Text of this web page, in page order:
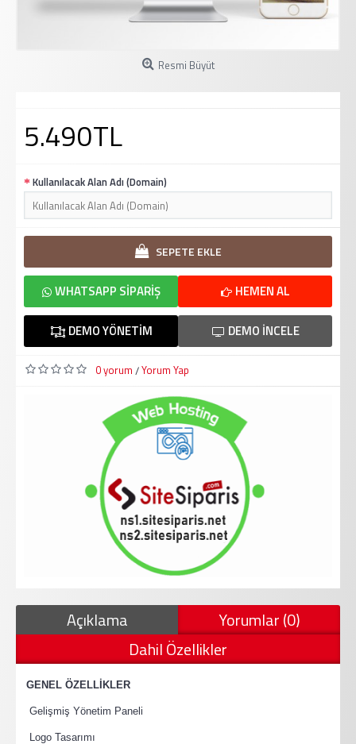
Resmi Büyüt
5.490TL
Kullanılacak Alan Adı (Domain)
SEPETE EKLE
HEMEN AL
WHATSAPP SIPARIŞ
DEMO İNCELE
DEMO YÖNETIM
0 yorum /Yorum Yap
Açıklama
Yorumlar (0)
Dahil Özellikler
GENEL ÖZELLİKLER
Gelişmiş Yönetim Paneli
Logo Tasarımı